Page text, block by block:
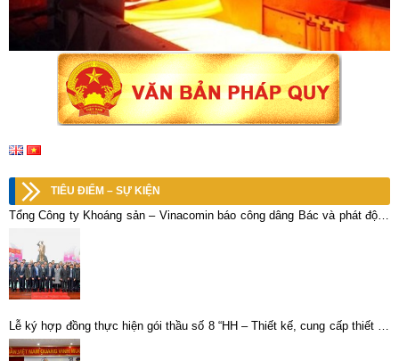
TIÊU ĐIỂM – SỰ KIỆN
Tổng Công ty Khoáng sản – Vinacomin báo công dâng Bác và phát động
Lễ ký hợp đồng thực hiện gói thầu số 8 “HH – Thiết kế, cung cấp thiết bị,
vật tư và lắp đặt Nhà máy luyện đồng công suất 20.000 tấn/năm”.